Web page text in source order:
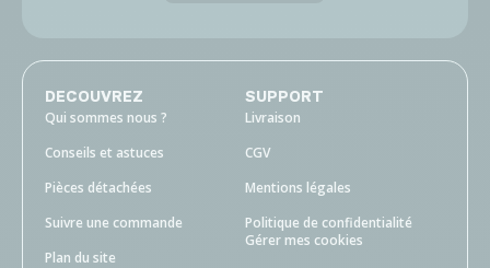
DECOUVREZ
Qui sommes nous ?
Conseils et astuces
Pièces détachées
Suivre une commande
Plan du site
SUPPORT
Livraison
CGV
Mentions légales
Politique de confidentialité
Gérer mes cookies